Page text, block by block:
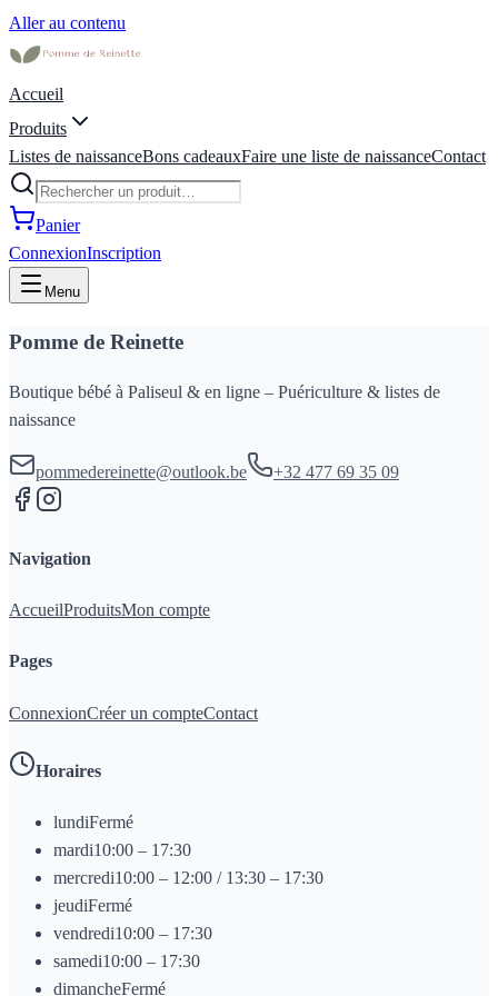
Aller au contenu
Accueil
Produits
Listes de naissanceBons cadeauxFaire une liste de naissanceContact
Panier
ConnexionInscription
Menu
Pomme de Reinette
Boutique bébé à Paliseul & en ligne – Puériculture & listes de
naissance
pommedereinette@outlook.be +32 477 69 35 09
Navigation
AccueilProduitsMon compte
Pages
ConnexionCréer un compteContact
Horaires
lundiFermé
mardi10:00 – 17:30
mercredi10:00 – 12:00 / 13:30 – 17:30
jeudiFermé
vendredi10:00 – 17:30
samedi10:00 – 17:30
dimancheFermé